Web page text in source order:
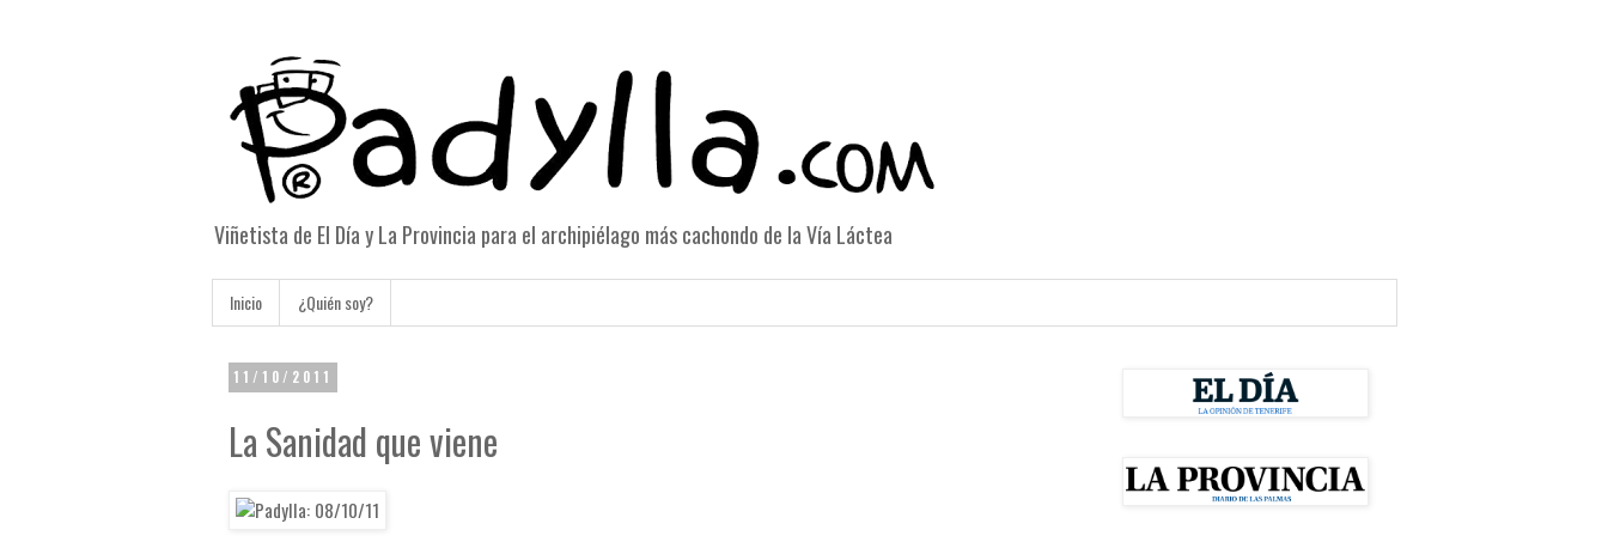
Viñetista de El Día y La Provincia para el archipiélago más cachondo de la Vía Láctea
Inicio ¿Quién soy?
11/10/2011
La Sanidad que viene